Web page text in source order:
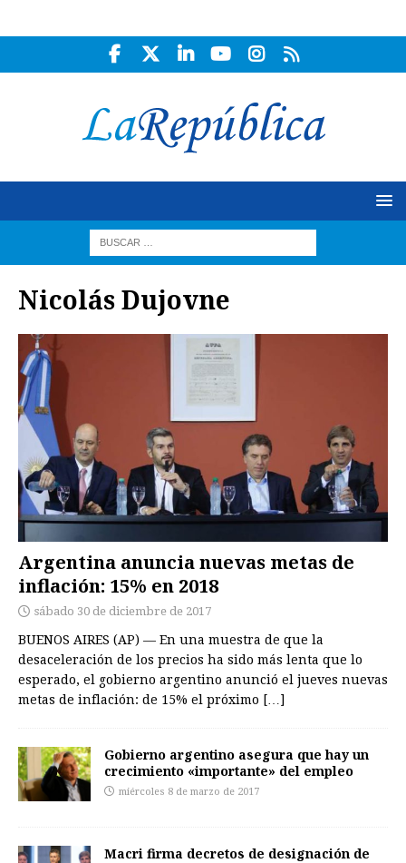
Nicolás Dujovne
Argentina anuncia nuevas metas de
inflación: 15% en 2018
sábado 30 de diciembre de 2017
BUENOS AIRES (AP) — En una muestra de que la
desaceleración de los precios ha sido más lenta que lo
esperado, el gobierno argentino anunció el jueves nuevas
metas de inflación: de 15% el próximo […]
Gobierno argentino asegura que hay un
crecimiento «importante» del empleo
miércoles 8 de marzo de 2017
Macri firma decretos de designación de